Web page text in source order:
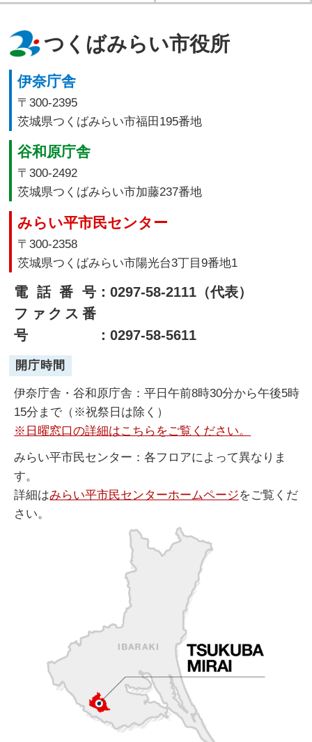
つくばみらい市役所
伊奈庁舎
〒300-2395
茨城県つくばみらい市福田195番地
谷和原庁舎
〒300-2492
茨城県つくばみらい市加藤237番地
みらい平市民センター
〒300-2358
茨城県つくばみらい市陽光台3丁目9番地1
電話番号：0297-58-2111（代表）
ファクス番
号
：0297-58-5611
開庁時間
伊奈庁舎・谷和原庁舎：平日午前8時30分から午後5時
15分まで（※祝祭日は除く）
※日曜窓口の詳細はこちらをご覧ください。
みらい平市民センター：各フロアによって異なりま
す。
詳細はみらい平市民センターホームページをご覧くだ
さい。